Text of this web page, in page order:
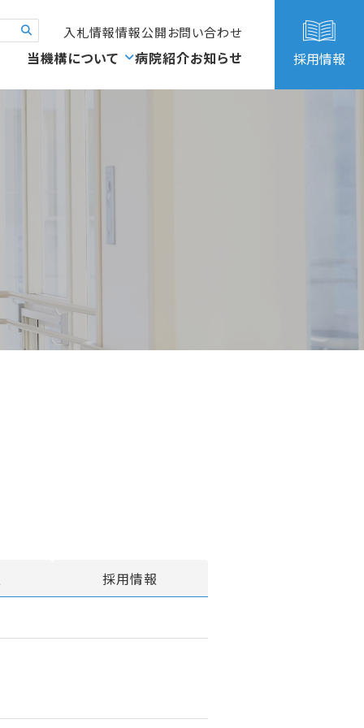
入札情報情報公開お問い合わせ
当機構について 病院紹介お知らせ 採用情報
採用情報